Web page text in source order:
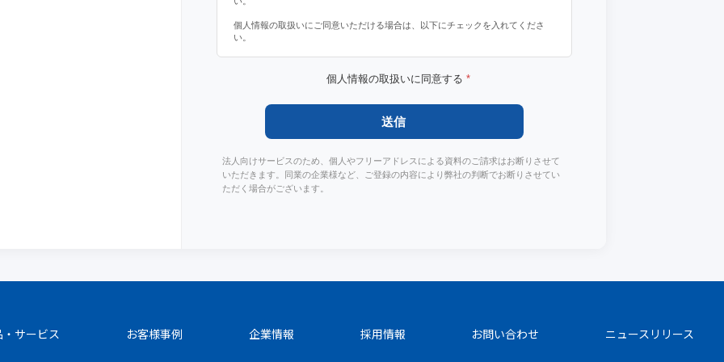
個人情報の取扱いにご同意いただける場合は、以下にチェックを入れてくださ
い。
個人情報の取扱いに同意する *
送信
法人向けサービスのため、個人やフリーアドレスによる資料のご請求はお断りさせて
いただきます。同業の企業様など、ご登録の内容により弊社の判断でお断りさせてい
ただく場合がございます。
・サービス お客様事例 企業情報 採用情報 お問い合わせ ニュースリリース